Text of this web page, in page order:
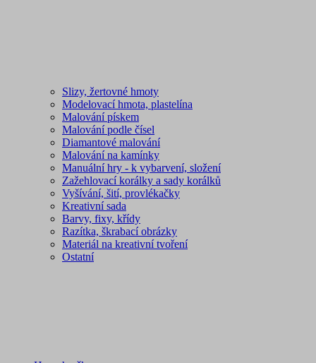
Slizy, žertovné hmoty
Modelovací hmota, plastelína
Malování pískem
Malování podle čísel
Diamantové malování
Malování na kamínky
Manuální hry - k vybarvení, složení
Zažehlovací korálky a sady korálků
Vyšívání, šití, provlékačky
Kreativní sada
Barvy, fixy, křídy
Razítka, škrabací obrázky
Materiál na kreativní tvoření
Ostatní